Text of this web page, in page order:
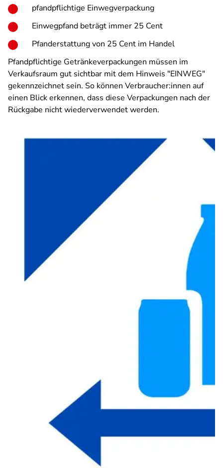
pfandpflichtige Einwegverpackung
Einwegpfand beträgt immer 25 Cent
Pfanderstattung von 25 Cent im Handel
Pfandpflichtige Getränkeverpackungen müssen im
Verkaufsraum gut sichtbar mit dem Hinweis "EINWEG"
gekennzeichnet sein. So können Verbraucher:innen auf
einen Blick erkennen, dass diese Verpackungen nach der
Rückgabe nicht wiederverwendet werden.